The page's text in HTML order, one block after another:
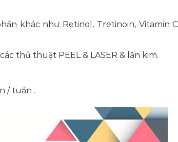
khác như Retinol, Tretinoin, Vitamin
thủ thuật PEEL & LASER & lăn kim.
/ tuần .